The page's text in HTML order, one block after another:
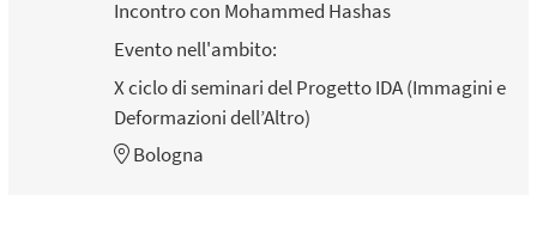
Incontro con Mohammed Hashas
Evento nell'ambito:
X ciclo di seminari del Progetto IDA (Immagini e
Deformazioni dell’Altro)
Bologna